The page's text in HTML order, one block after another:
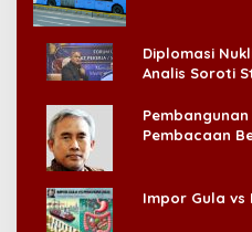
Diplomasi
Analis Soroti
Pembacaan
Impor Gula vs